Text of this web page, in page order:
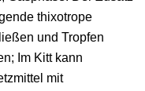
thixotrope
und Tropfen
Im Kitt kann
mit